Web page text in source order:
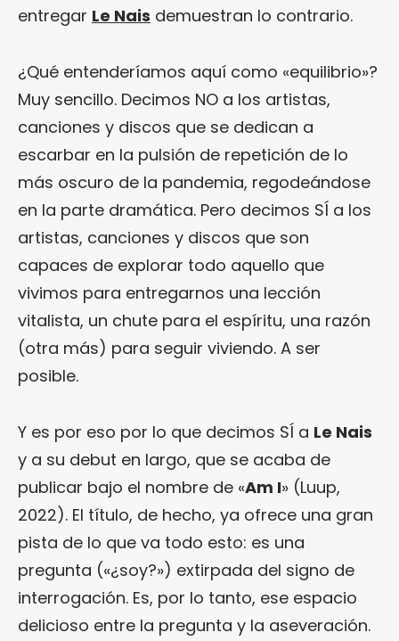
entregar Le Nais demuestran lo contrario.
¿Qué entenderíamos aquí como «equilibrio»?
Muy sencillo. Decimos NO a los artistas,
canciones y discos que se dedican a
escarbar en la pulsión de repetición de lo
más oscuro de la pandemia, regodeándose
en la parte dramática. Pero decimos SÍ a los
artistas, canciones y discos que son
capaces de explorar todo aquello que
vivimos para entregarnos una lección
vitalista, un chute para el espíritu, una razón
(otra más) para seguir viviendo. A ser
posible.
Y es por eso por lo que decimos SÍ a Le Nais
y a su debut en largo, que se acaba de
publicar bajo el nombre de «Am I» (Luup,
2022). El título, de hecho, ya ofrece una gran
pista de lo que va todo esto: es una
pregunta («¿soy?») extirpada del signo de
interrogación. Es, por lo tanto, ese espacio
delicioso entre la pregunta y la aseveración.